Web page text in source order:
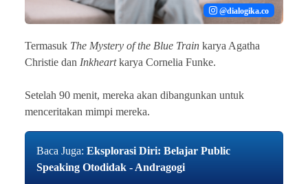
@dialogika.co
Termasuk The Mystery of the Blue Train karya Agatha
Christie dan Inkheartkarya Cornelia Funke.
Setelah 90 menit, mereka akan dibangunkan untuk
menceritakan mimpi mereka.
Baca Juga: Eksplorasi Diri: Belajar Public
Speaking Otodidak - Andragogi